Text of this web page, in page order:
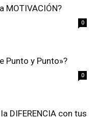
MOTIVACIÓN?
0
Punto y Punto»?
0
DIFERENCIA con tus